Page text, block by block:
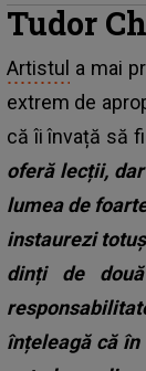
Tudor
Artistul a mai
extrem de
că îi învață să
oferă lecții,
lumea de
instaurezi
dinți de
înțeleagă că